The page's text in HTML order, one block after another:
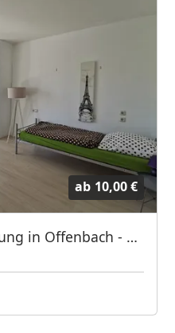
ab 10,00 €
Schöne Zimmer/Wohnung in Offenbach - Direkt bei Frankfurt/Main